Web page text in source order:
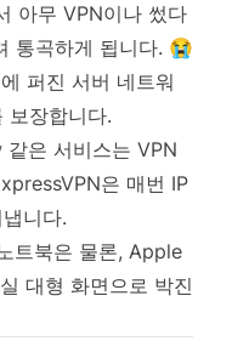
아무 VPN이나 썼다
통곡하게 됩니다. 😭
퍼진 서버 네트워
보장합니다.
은 서비스는 VPN
은 매번 IP
니다.
트북은 물론, Apple
대형 화면으로 박진